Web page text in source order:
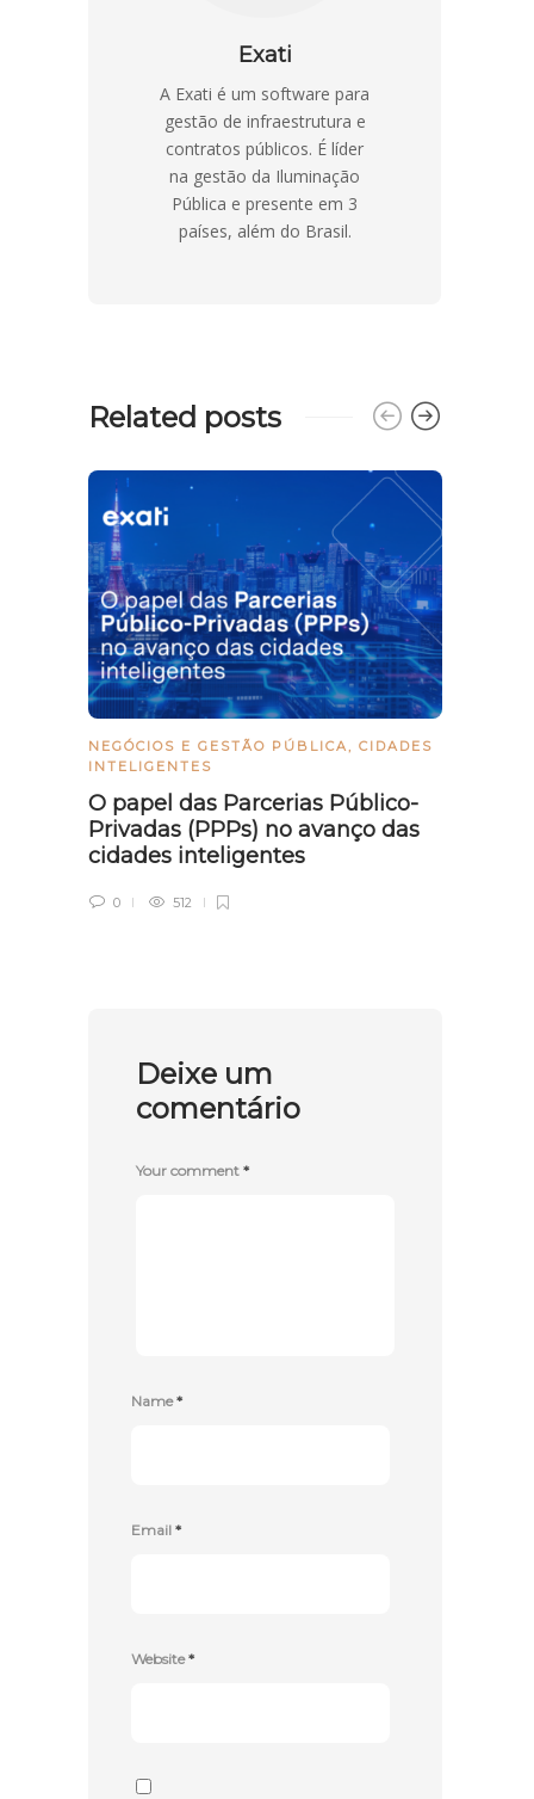
Exati
A Exati é um software para
gestão de infraestrutura e
contratos públicos. É líder
na gestão da Iluminação
Pública e presente em 3
países, além do Brasil.
Related posts
NEGÓCIOS E GESTÃO PÚBLICA
CIDADES
INTELIGENTES
O papel das Parcerias Público-
Privadas (PPPs) no avanço das
cidades inteligentes
0 512
Deixe um
comentário
Your comment *
Name*
Email *
Website*